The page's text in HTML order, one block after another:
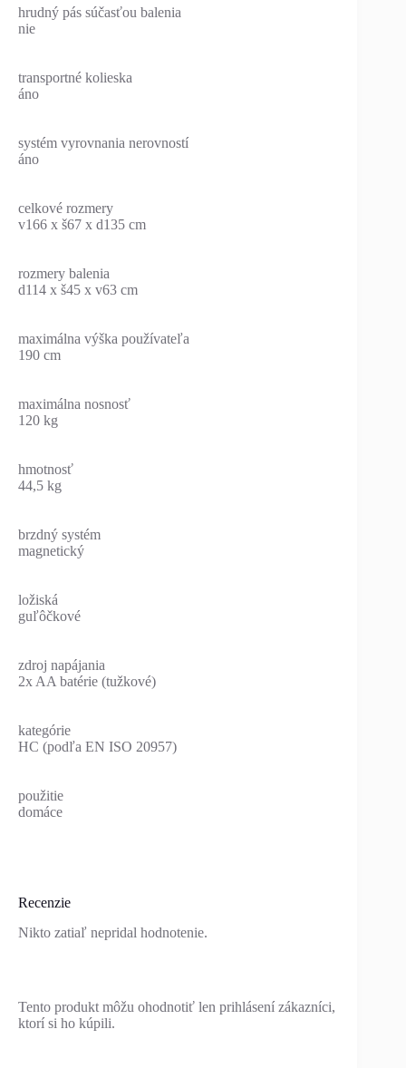
hrudný pás súčasťou balenia
nie
transportné kolieska
áno
systém vyrovnania nerovností
áno
celkové rozmery
v166 x š67 x d135 cm
rozmery balenia
d114 x š45 x v63 cm
maximálna výška používateľa
190 cm
maximálna nosnosť
120 kg
hmotnosť
44,5 kg
brzdný systém
magnetický
ložiská
guľôčkové
zdroj napájania
2x AA batérie (tužkové)
kategórie
HC (podľa EN ISO 20957)
použitie
domáce
Recenzie
Nikto zatiaľ nepridal hodnotenie.
Tento produkt môžu ohodnotiť len prihlásení zákazníci,
ktorí si ho kúpili.